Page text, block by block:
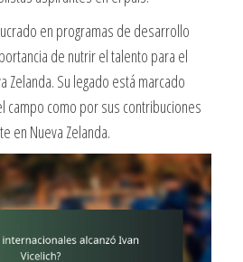
en programas de desarrollo
de nutrir el talento para el
Zelanda. Su legado está marcado
campo como por sus contribuciones
en Nueva Zelanda.